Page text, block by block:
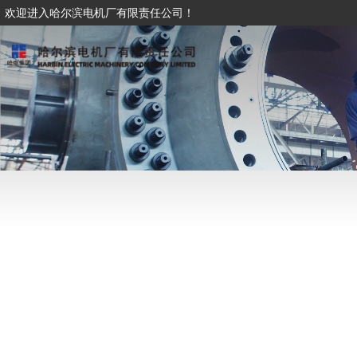
欢迎进入哈尔滨电机厂有限责任公司！